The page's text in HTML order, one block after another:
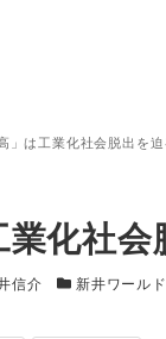
」は工業化社会脱出を迫
業化社
信介 カテゴリー
新井ワールド